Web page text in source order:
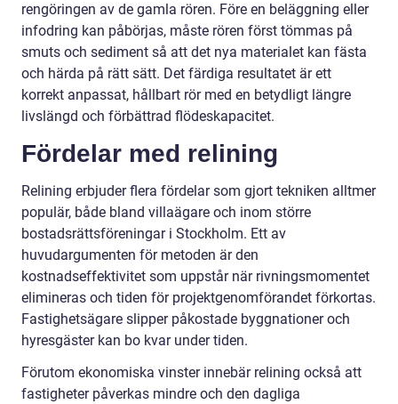
rengöringen av de gamla rören. Före en beläggning eller
infodring kan påbörjas, måste rören först tömmas på
smuts och sediment så att det nya materialet kan fästa
och härda på rätt sätt. Det färdiga resultatet är ett
korrekt anpassat, hållbart rör med en betydligt längre
livslängd och förbättrad flödeskapacitet.
Fördelar med relining
Relining erbjuder flera fördelar som gjort tekniken alltmer
populär, både bland villaägare och inom större
bostadsrättsföreningar i Stockholm. Ett av
huvudargumenten för metoden är den
kostnadseffektivitet som uppstår när rivningsmomentet
elimineras och tiden för projektgenomförandet förkortas.
Fastighetsägare slipper påkostade byggnationer och
hyresgäster kan bo kvar under tiden.
Förutom ekonomiska vinster innebär relining också att
fastigheter påverkas mindre och den dagliga